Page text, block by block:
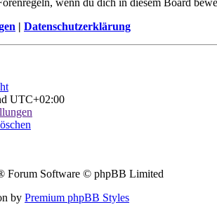
wenn du dich in diesem Board
| Datenschutzerklärung
UTC+02:00
Forum Software © phpBB Limited
by Premium phpBB Styles